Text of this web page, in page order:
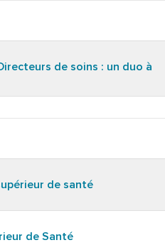
de soins : un duo à
de santé
de Santé